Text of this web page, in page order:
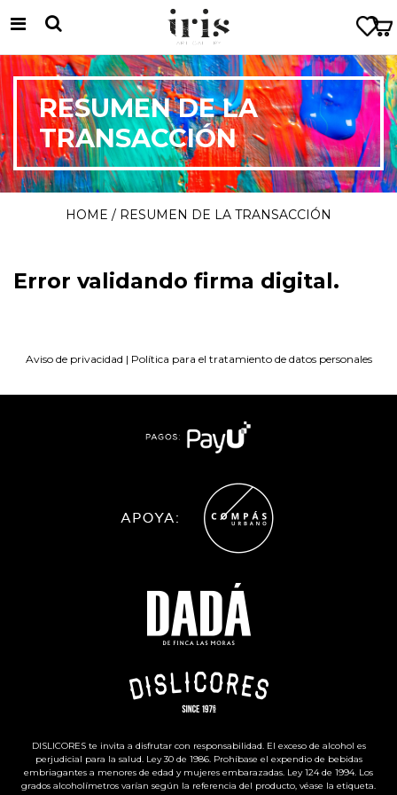
RESUMEN DE LA
TRANSACCIÓN
HOME / RESUMEN DE LA TRANSACCIÓN
Error validando firma digital.
Aviso de privacidad | Política para el tratamiento de datos personales
DISLICORES te invita a disfrutar con responsabilidad. El exceso de alcohol es
perjudicial para la salud. Ley 30 de 1986. Prohíbase el expendio de bebidas
embriagantes a menores de edad y mujeres embarazadas. Ley 124 de 1994. Los
grados alcoholímetros varían según la referencia del producto, véase la etiqueta.